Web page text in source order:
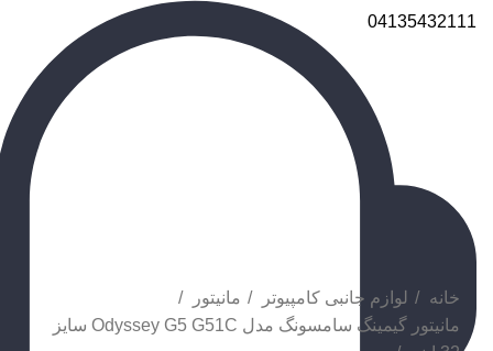
04135432111
برای بزرگنمایی کلیک کنید
خانه لوازم جانبی کامپیوتر
مانیتور
مانیتور گیمینگ سامسونگ مدل Odyssey G5 G51C سایز